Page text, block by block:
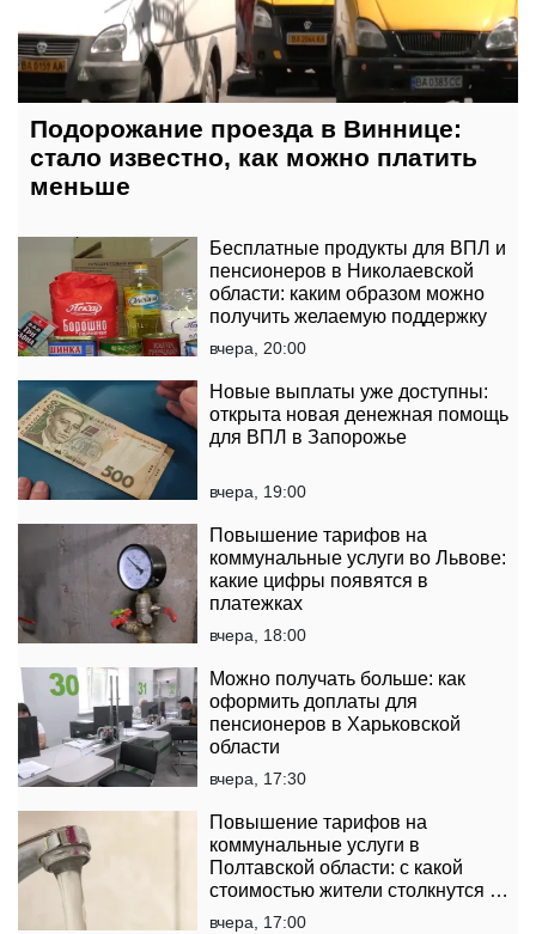
Подорожание проезда в Виннице:
стало известно, как можно платить
меньше
Бесплатные продукты для ВПЛ и
пенсионеров в Николаевской
области: каким образом можно
получить желаемую поддержку
вчера, 20:00
Новые выплаты уже доступны:
открыта новая денежная помощь
для ВПЛ в Запорожье
вчера, 19:00
Повышение тарифов на
коммунальные услуги во Львове:
какие цифры появятся в
платежках
вчера, 18:00
Можно получать больше: как
оформить доплаты для
пенсионеров в Харьковской
области
вчера, 17:30
Повышение тарифов на
коммунальные услуги в
Полтавской области: с какой
стоимостью жители столкнутся в
платежках
вчера, 17:00